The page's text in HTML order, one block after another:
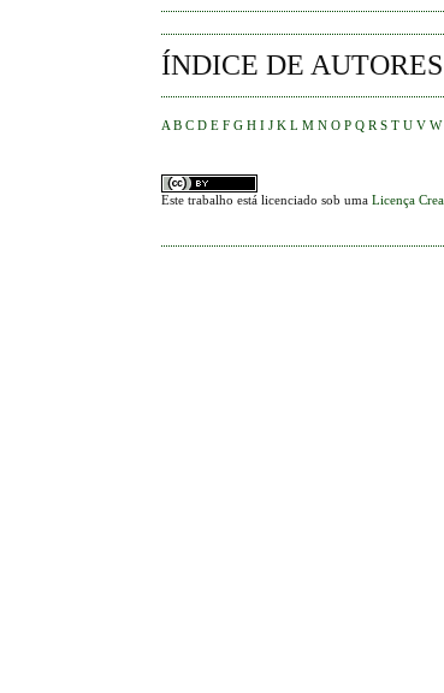
ÍNDICE DE AUTORES
A B C D E F G H I J K L M N O P Q R S T U V W
Este trabalho está licenciado sob umaLicença